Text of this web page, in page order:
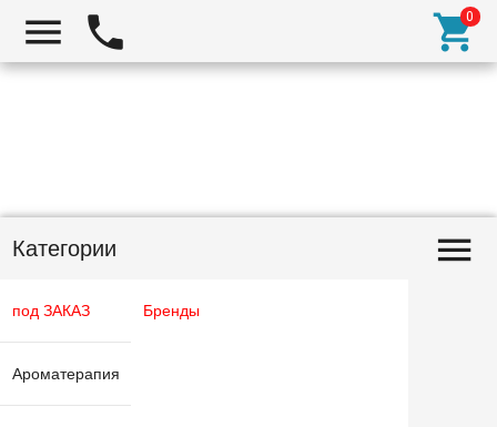
Категории
под ЗАКАЗ
Ароматерапия
Бренды